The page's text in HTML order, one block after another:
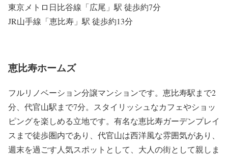
東京メトロ日比谷線「広尾」駅 徒歩約7分
JR山手線「恵比寿」駅 徒歩約13分
恵比寿ホームズ
フルリノベーション分譲マンションです。恵比寿駅まで2
分、代官山駅まで7分。スタイリッシュなカフェやショッ
ピングを楽しめる立地です。有名な恵比寿ガーデンプレイ
スまで徒歩圏内であり、代官山は西洋風な雰囲気があり、
週末を過ごす人気スポットとして、大人の街として親しま